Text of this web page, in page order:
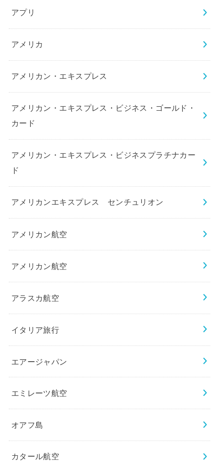
アプリ
アメリカ
アメリカン・エキスプレス
アメリカン・エキスプレス・ビジネス・ゴールド・
カード
アメリカン・エキスプレス・ビジネスプラチナカー
ド
アメリカンエキスプレス センチュリオン
アメリカン航空
アメリカン航空
アラスカ航空
イタリア旅行
エアージャパン
エミレーツ航空
オアフ島
カタール航空